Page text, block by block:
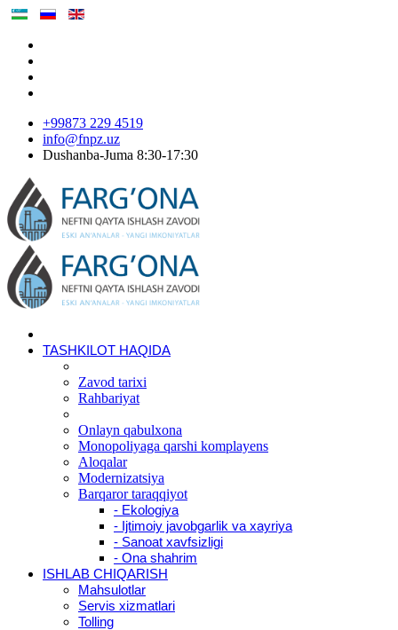
+99873 229 4519
info@fnpz.uz
Dushanba-Juma 8:30-17:30
TASHKILOT HAQIDA
Zavod tarixi
Rahbariyat
Onlayn qabulxona
Monopoliyaga qarshi komplayens
Aloqalar
Modernizatsiya
Barqaror taraqqiyot
- Ekologiya
- Ijtimoiy javobgarlik va xayriya
- Sanoat xavfsizligi
- Ona shahrim
ISHLAB CHIQARISH
Mahsulotlar
Servis xizmatlari
Tolling